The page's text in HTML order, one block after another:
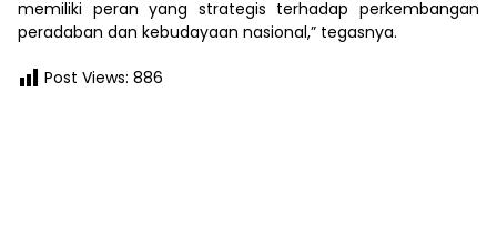
memiliki peran yang strategis terhadap perkembangan
peradaban dan kebudayaan nasional,” tegasnya.
Post Views: 886